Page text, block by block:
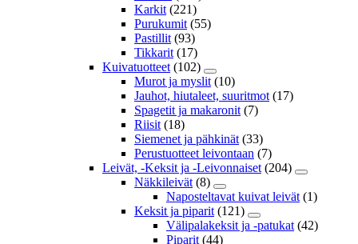
Karkit (221)
Purukumit (55)
Pastillit (93)
Tikkarit (17)
Kuivatuotteet (102)
Murot ja myslit (10)
Jauhot, hiutaleet, suuritmot (17)
Spagetit ja makaronit (7)
Riisit (18)
Siemenet ja pähkinät (33)
Perustuotteet leivontaan (7)
Leivät, -Keksit ja -Leivonnaiset (204)
Näkkileivät (8)
Naposteltavat kuivat leivät (1)
Keksit ja piparit (121)
Välipalakeksit ja -patukat (42)
Piparit (44)